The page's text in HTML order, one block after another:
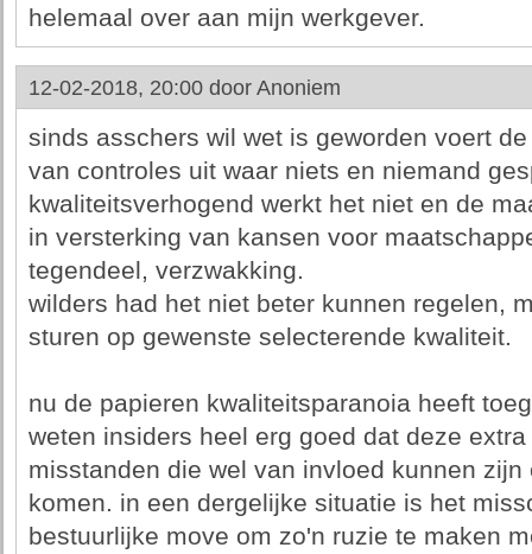
helemaal over aan mijn werkgever.
12-02-2018, 20:00 door Anoniem
sinds asschers wil wet is geworden voert
van controles uit waar niets en niemand
kwaliteitsverhogend werkt het niet en de
in versterking van kansen voor
tegendeel, verzwakking.
wilders had het niet beter kunnen regelen,
sturen op gewenste selecterende kwaliteit.
nu de papieren kwaliteitsparanoia heeft
weten insiders heel erg goed dat deze
misstanden die wel van invloed kunnen
komen. in een dergelijke situatie is het
bestuurlijke move om zo'n ruzie te maken